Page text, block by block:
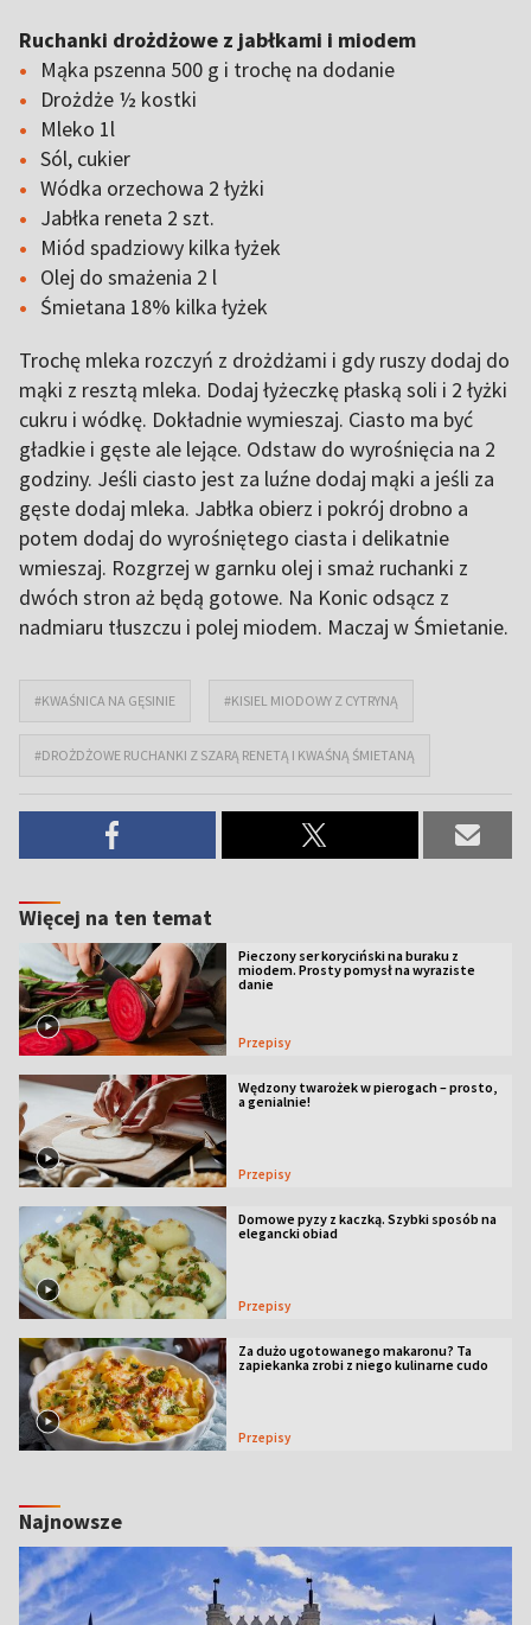
Ruchanki drożdżowe z jabłkami i miodem
Mąka pszenna 500 g i trochę na dodanie
Drożdże ½ kostki
Mleko 1l
Sól, cukier
Wódka orzechowa 2 łyżki
Jabłka reneta 2 szt.
Miód spadziowy kilka łyżek
Olej do smażenia 2 l
Śmietana 18% kilka łyżek
Trochę mleka rozczyń z drożdżami i gdy ruszy dodaj do
mąki z resztą mleka. Dodaj łyżeczkę płaską soli i 2 łyżki
cukru i wódkę. Dokładnie wymieszaj. Ciasto ma być
gładkie i gęste ale lejące. Odstaw do wyrośnięcia na 2
godziny. Jeśli ciasto jest za luźne dodaj mąki a jeśli za
gęste dodaj mleka. Jabłka obierz i pokrój drobno a
potem dodaj do wyrośniętego ciasta i delikatnie
wmieszaj. Rozgrzej w garnku olej i smaż ruchanki z
dwóch stron aż będą gotowe. Na Konic odsącz z
nadmiaru tłuszczu i polej miodem. Maczaj w Śmietanie.
#KWAŚNICA NA GĘSINIE #KISIEL MIODOWY Z CYTRYNĄ
#DROŻDŻOWE RUCHANKI Z SZARĄ RENETĄ I KWAŚNĄ ŚMIETANĄ
Więcej na ten temat
Pieczony ser koryciński na buraku z
miodem. Prosty pomysł na wyraziste
danie
Przepisy
Wędzony twarożek w pierogach – prosto,
a genialnie!
Przepisy
Domowe pyzy z kaczką. Szybki sposób na
elegancki obiad
Przepisy
Za dużo ugotowanego makaronu? Ta
zapiekanka zrobi z niego kulinarne cudo
Przepisy
Najnowsze